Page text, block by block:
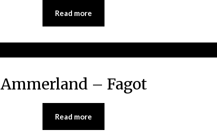
Read more
Ammerland – Fagot
Read more